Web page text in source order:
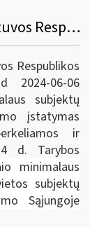
Informacinis pranešimas dėl Lietuvos Respublikos minimalaus subjektų grupių apmokestinimo lygio užtikrinimo įstatymo priėmimo
Respublikos
2024-06-06
subjektų
įstatymas
ir
d. Tarybos
minimalaus
subjektų
Sąjungoje